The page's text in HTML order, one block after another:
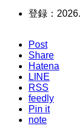
登録：
Post
Share
Hatena
LINE
RSS
feedly
Pin it
note